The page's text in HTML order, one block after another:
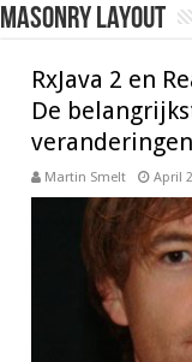
Masonry Layout
RxJava 2 en
De
veranderingen
Martin Smelt April